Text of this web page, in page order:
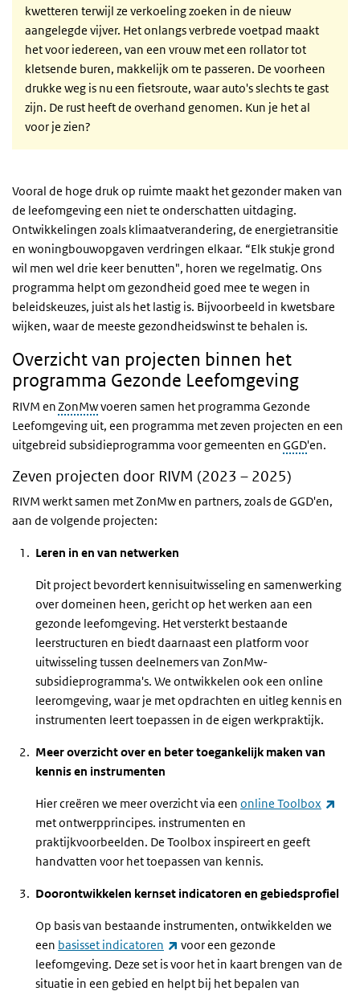
kwetteren terwijl ze verkoeling zoeken in de nieuw
aangelegde vijver. Het onlangs verbrede voetpad maakt
het voor iedereen, van een vrouw met een rollator tot
kletsende buren, makkelijk om te passeren. De voorheen
drukke weg is nu een fietsroute, waar auto's slechts te gast
zijn. De rust heeft de overhand genomen. Kun je het al
voor je zien?
Vooral de hoge druk op ruimte maakt het gezonder maken van
de leefomgeving een niet te onderschatten uitdaging.
Ontwikkelingen zoals klimaatverandering, de energietransitie
en woningbouwopgaven verdringen elkaar. “Elk stukje grond
wil men wel drie keer benutten", horen we regelmatig. Ons
programma helpt om gezondheid goed mee te wegen in
beleidskeuzes, juist als het lastig is. Bijvoorbeeld in kwetsbare
wijken, waar de meeste gezondheidswinst te behalen is.
Overzicht van projecten binnen het
programma Gezonde Leefomgeving
RIVM enZonMwvoeren samen het programma Gezonde
Leefomgeving uit, een programma met zeven projecten en een
uitgebreid subsidieprogramma voor gemeenten enGGD'en.
Zeven projecten door RIVM (2023 – 2025)
RIVM werkt samen met ZonMw en partners, zoals de GGD'en,
aan de volgende projecten:
Leren in en van netwerken
Dit project bevordert kennisuitwisseling en samenwerking
over domeinen heen, gericht op het werken aan een
gezonde leefomgeving. Het versterkt bestaande
leerstructuren en biedt daarnaast een platform voor
uitwisseling tussen deelnemers van ZonMw-
subsidieprogramma's. We ontwikkelen ook een online
leeromgeving, waar je met opdrachten en uitleg kennis en
instrumenten leert toepassen in de eigen werkpraktijk.
Meer overzicht over en beter toegankelijk maken van
kennis en instrumenten
Hier creëren we meer overzicht via een online Toolbox
met ontwerpprincipes. instrumenten en
praktijkvoorbeelden. De Toolbox inspireert en geeft
handvatten voor het toepassen van kennis.
Doorontwikkelen kernset indicatoren en gebiedsprofiel
Op basis van bestaande instrumenten, ontwikkelden we
een basisset indicatoren (externe link)
voor een gezonde
leefomgeving. Deze set is voor het in kaart brengen van de
situatie in een gebied en helpt bij het bepalen van